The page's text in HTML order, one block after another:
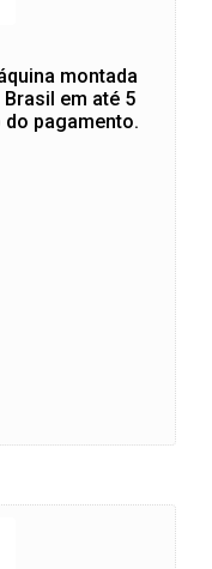
montada
em até 5
pagamento.